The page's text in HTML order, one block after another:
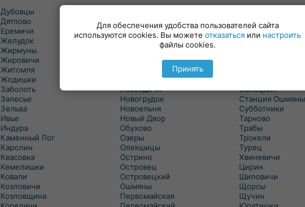
Дубовцы
Дятлово
Еремичи
Желудок
Жирмуны
Жировичи
Житомля
Жодишки
Заболоть
Залесье
Зельва
Ивье
Индура
Каменный Лог
Каролин
Квасовка
Кемелишки
Ковали
Козловичи
Козловщина
Мир
Михалишки
Можейково
Мосты Правые
Незбодичи
Новогрудок
Новоельня
Новый Двор
Обухово
Озеры
Олекшицы
Острино
Островец
Островецкий
Ошмяны
Первомайская
Свислочь
Скидель
Скрибовцы
Сопоцкин
Станция Ошмяны
Субботники
Тарново
Трабы
Трокели
Турец
Хвиневичи
Цирин
Шиловичи
Щорсы
Щучин
Для обеспечения удобства пользователей сайта
используются cookies. Вы можете отказаться или настроить
файлы cookies.
Принять